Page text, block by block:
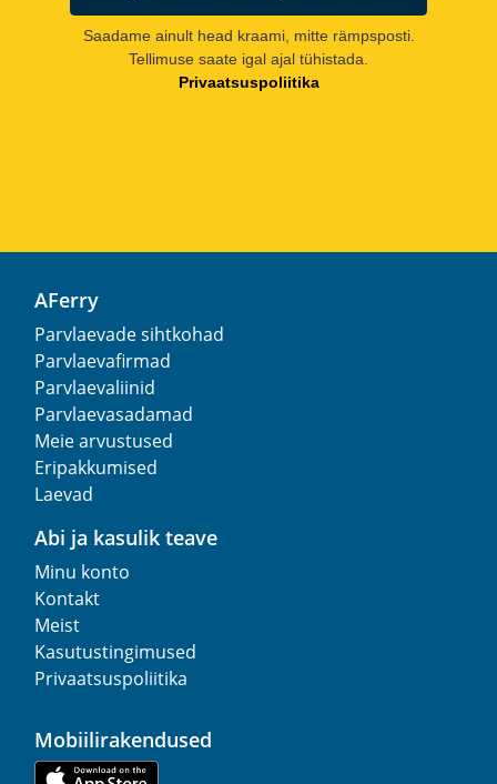
Saadame ainult head kraami, mitte rämpsposti.
Tellimuse saate igal ajal tühistada.
Privaatsuspoliitika
AFerry
Parvlaevade sihtkohad
Parvlaevafirmad
Parvlaevaliinid
Parvlaevasadamad
Meie arvustused
Eripakkumised
Laevad
Abi ja kasulik teave
Minu konto
Kontakt
Meist
Kasutustingimused
Privaatsuspoliitika
Mobiilirakendused